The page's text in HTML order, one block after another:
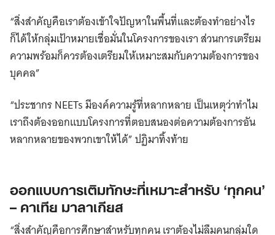
“สิ่งสำคัญคือเราต้องเข้าใจปัญหาในพื้นที่และต้องทำอย่างไร
ก็ได้ให้กลุ่มเป้าหมายเชื่อมั่นในโครงการของเรา ส่วนการเตรียม
ความพร้อมก็ควรต้องเตรียมให้เหมาะสมกับความต้องการของ
บุคคล”
“ประชากร NEETs มีองค์ความรู้ที่หลากหลาย เป็นเหตุว่าทำไม
เราถึงต้องออกแบบโครงการที่ตอบสนองต่อความต้องการอัน
หลากหลายของพวกเขาให้ได้” ปฏิมาทิ้งท้าย
ออกแบบการเติมทักษะที่เหมาะสำหรับ ‘ทุกคน’
– คาเทีย มาลาเกียส
“สิ่งสำคัญคือการศึกษาสำหรับทุกคน เราต้องไม่ลืมคนกลุ่มใด